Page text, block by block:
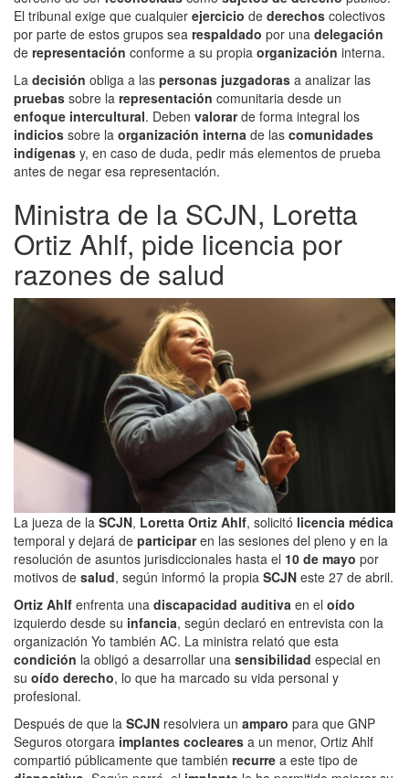
El tribunal exige que cualquier ejercicio de derechos colectivos
por parte de estos grupos sea respaldado por una delegación
de representación conforme a su propia organización interna.
La decisión obliga a las personas juzgadoras a analizar las
pruebas sobre la representación comunitaria desde un
enfoque intercultural. Deben valorarde forma integral los
indicios sobre la organización interna de las comunidades
indígenas y, en caso de duda, pedir más elementos de prueba
antes de negar esa representación.
Ministra de la SCJN, Loretta
Ortiz Ahlf, pide licencia por
razones de salud
La jueza de la SCJN, Loretta Ortiz Ahlf, solicitó licencia médica
temporal y dejará de participaren las sesiones del pleno y en la
resolución de asuntos jurisdiccionales hasta el 10 de mayo por
motivos de salud, según informó la propia SCJN este 27 de abril.
Ortiz Ahlf enfrenta una discapacidad auditiva en el oído
izquierdo desde su infancia, según declaró en entrevista con la
organización Yo también AC. La ministra relató que esta
condición la obligó a desarrollar una sensibilidad especial en
su oído derecho, lo que ha marcado su vida personal y
profesional.
Después de que la SCJN resolviera un amparo para que GNP
Seguros otorgara implantes cocleares a un menor, Ortiz Ahlf
compartió públicamente que también recurre a este tipo de